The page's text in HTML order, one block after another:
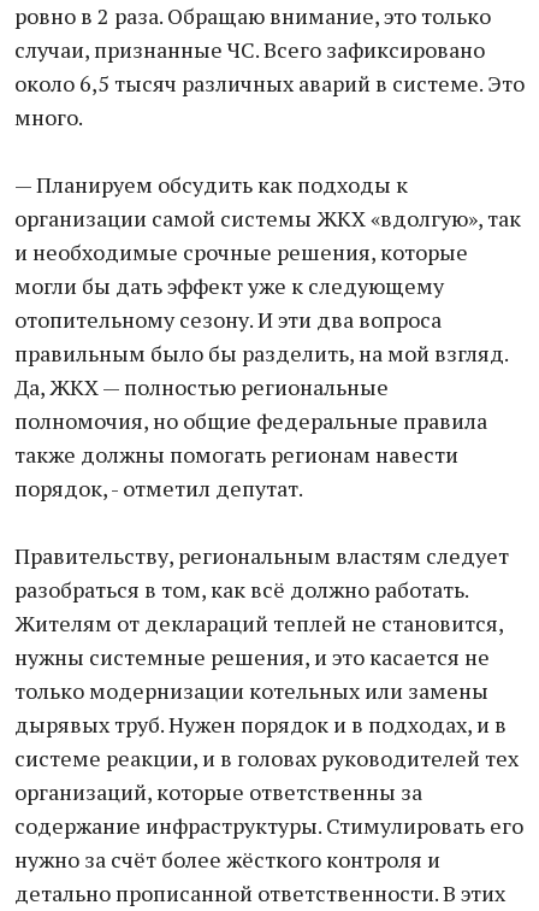
ровно в 2 раза. Обращаю внимание, это только
случаи, признанные ЧС. Всего зафиксировано
около 6,5 тысяч различных аварий в системе. Это
много.
— Планируем обсудить как подходы к
организации самой системы ЖКХ «вдолгую», так
и необходимые срочные решения, которые
могли бы дать эффект уже к следующему
отопительному сезону. И эти два вопроса
правильным было бы разделить, на мой взгляд.
Да, ЖКХ — полностью региональные
полномочия, но общие федеральные правила
также должны помогать регионам навести
порядок, - отметил депутат.
Правительству, региональным властям следует
разобраться в том, как всё должно работать.
Жителям от деклараций теплей не становится,
нужны системные решения, и это касается не
только модернизации котельных или замены
дырявых труб. Нужен порядок и в подходах, и в
системе реакции, и в головах руководителей тех
организаций, которые ответственны за
содержание инфраструктуры. Стимулировать его
нужно за счёт более жёсткого контроля и
детально прописанной ответственности. В этих